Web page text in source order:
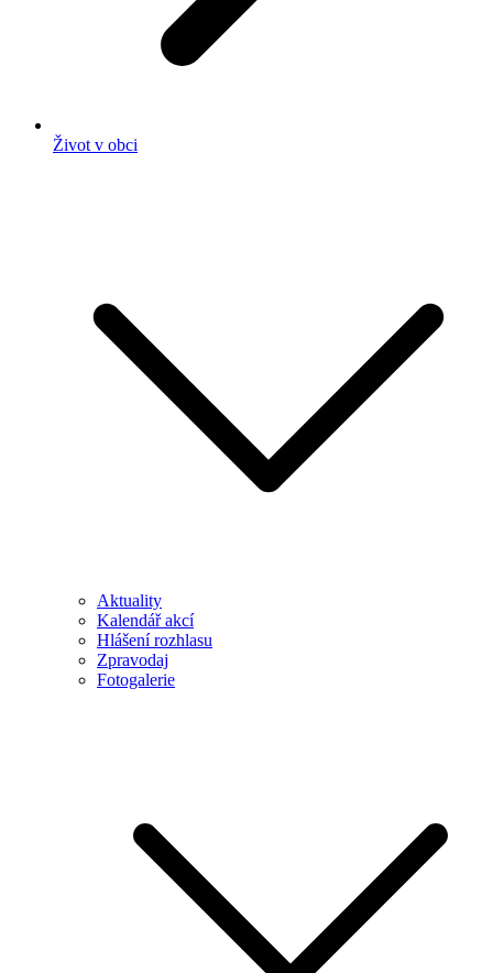
Život v obci
Aktuality
Kalendář akcí
Hlášení rozhlasu
Zpravodaj
Fotogalerie